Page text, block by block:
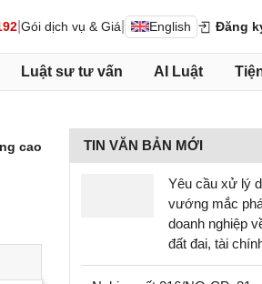
Gói dịch vụ & Giá English Đăng
Luật sư tư vấn AI Luật
cao TIN VĂN BẢN MỚI
Yêu cầu xử lý
vướng mắc
doanh nghiệp
đất đai, tài